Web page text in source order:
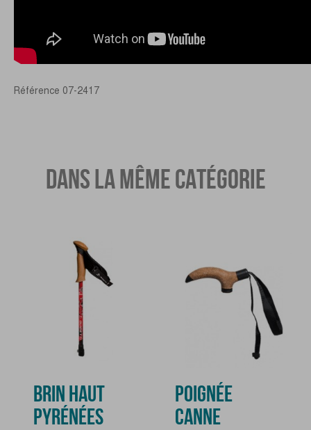
Référence 07-2417
DANS LA MÊME CATÉGORIE
BRIN HAUT
PYRÉNÉES
POIGNÉE
CANNE